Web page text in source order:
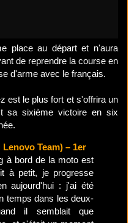
place au départ et n'aura
de reprendre la course en
d'arme avec le français.
est le plus fort et s'offrira un
sa sixième victoire en six
Team) – 1er
à bord de la moto est
à petit, je progresse
aujourd'hui : j'ai été
temps dans les deux-
il semblait que